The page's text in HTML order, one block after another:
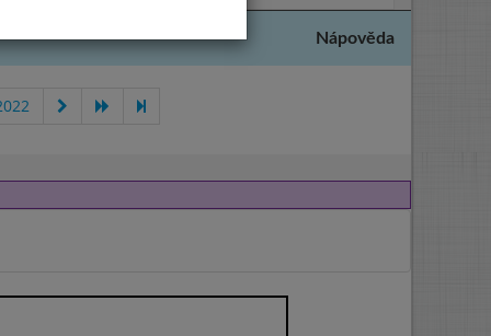
Nápověda